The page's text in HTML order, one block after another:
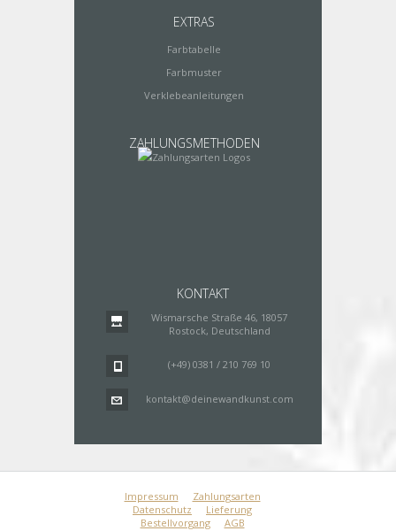
EXTRAS
Farbtabelle
Farbmuster
Verklebeanleitungen
ZAHLUNGSMETHODEN
KONTAKT
Wismarsche Straße 46, 18057
Rostock, Deutschland
(+49) 0381 / 210 769 10
kontakt@deinewandkunst.com
Impressum
Zahlungsarten
Datenschutz
Lieferung
Bestellvorgang
AGB